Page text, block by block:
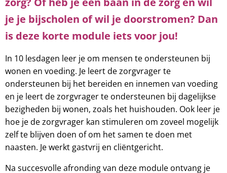
je je bijscholen of wil je doorstromen? Dan
is deze korte module iets voor jou!
In 10 lesdagen leer je om mensen te ondersteunen bij
wonen en voeding. Je leert de zorgvrager te
ondersteunen bij het bereiden en innemen van voeding
en je leert de zorgvrager te ondersteunen bij dagelijkse
bezigheden bij wonen, zoals het huishouden. Ook leer je
hoe je de zorgvrager kan stimuleren om zoveel mogelijk
zelf te blijven doen of om het samen te doen met
naasten. Je werkt gastvrij en cliëntgericht.
Na succesvolle afronding van deze module ontvang je